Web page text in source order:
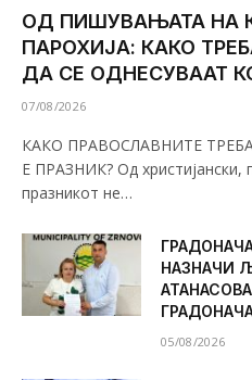
ОД ПИШУВАЊАТА НА
ПАРОХИЈА: КАКО
ДА СЕ ОДНЕСУВААТ
07/08/2026
КАКО ПРАВОСЛАВНИТЕ
Е ПРАЗНИК? Од христијански,
празникот не…
НАЗНАЧИ
05/08/2026